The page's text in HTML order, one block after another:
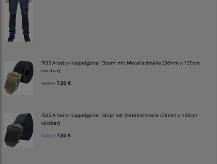
REIS Arbeits-Koppelgürtel 'Boom' mit Metallschnalle (38mm x 130cm
kürzbar)
10,00 € 7,00 €
REIS Arbeits-Koppelgürtel 'Strip' mit Metallschnalle (38mm x 130cm
kürzbar)
10,00 € 7,00 €